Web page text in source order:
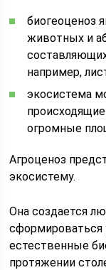
биогеоценоз
животных и
например,
экосистема
огромные
Агроценоз
экосистему.
Она создается
сформироваться
естественные
протяжении